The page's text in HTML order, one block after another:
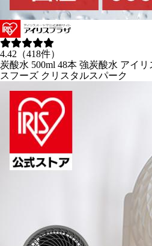
4.42（418件）
炭酸水 500ml 48本 強炭酸水 アイ
スフーズ クリスタルスパーク